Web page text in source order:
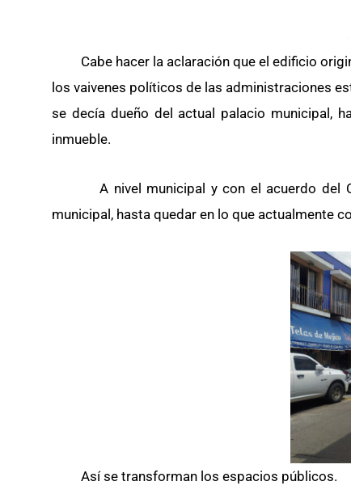
Cabe hacer la aclaración que el edificio
los vaivenes políticos de las administraciones
se decía dueño del actual palacio municipal,
inmueble.
A nivel municipal y con el acuerdo del
municipal, hasta quedar en lo que actualmente
Así se transforman los espacios públicos.